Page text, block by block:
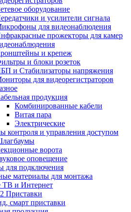
оборудование
и усилители сигнала
для видеонаблюдения
прожекторы для камер
и крепеж
и блоки розеток
и Стабилизаторы напряжения
для видеорегистраторов
продукция
Комбинированные кабели
Витая пара
Электрические
контроля и управления доступом
ворота
оповещение
для подключения
материалы для монтажа
ТВ и Интернет
Приставки
смарт приставки